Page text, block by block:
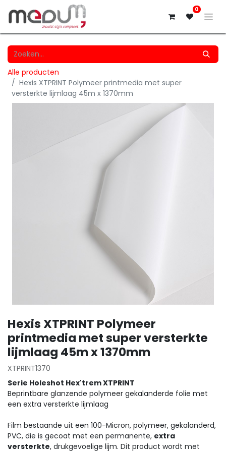
0
Alle producten
Hexis XTPRINT Polymeer printmedia met super
versterkte lijmlaag 45m x 1370mm
Hexis XTPRINT Polymeer
printmedia met super versterkte
lijmlaag 45m x 1370mm
XTPRINT1370
Serie Holeshot Hex'trem XTPRINT
Beprintbare glanzende polymeer gekalanderde folie met
een extra versterkte lijmlaag
Film bestaande uit een 100-Micron, polymeer, gekalanderd,
PVC, die is gecoat met een permanente, extra
versterkte, drukgevoelige lijm. Dit product wordt met